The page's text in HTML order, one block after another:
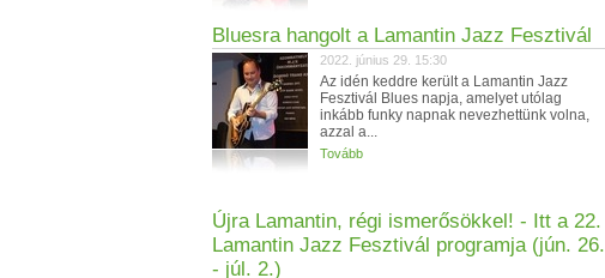
Bluesra hangolt a Lamantin Jazz Fesztivál
2022. június 29. 15:30
Az idén keddre került a Lamantin Jazz
Fesztivál Blues napja, amelyet utólag
inkább funky napnak nevezhettünk volna,
azzal a...
Tovább
Újra Lamantin, régi ismerősökkel! - Itt a 22.
Lamantin Jazz Fesztivál programja (jún. 26.
- júl. 2.)